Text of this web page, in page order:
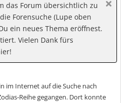
das Forum übersichtlich zu
Forensuche (Lupe oben
ein neues Thema eröffnest.
Vielen Dank fürs
im Internet auf die Suche nach
Reihe gegangen. Dort konnte